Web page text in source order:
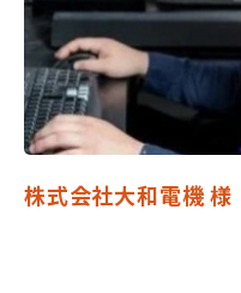
株式会社大和電機 様